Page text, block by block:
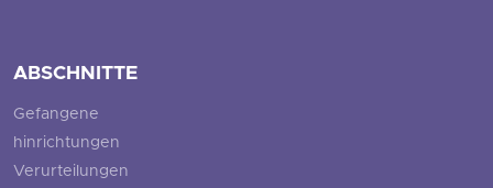
ABSCHNITTE
Gefangene
hinrichtungen
Verurteilungen